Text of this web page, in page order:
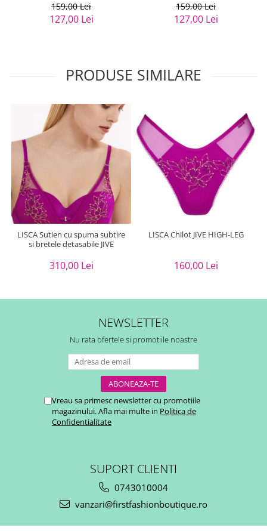
159,00 Lei
127,00 Lei
159,00 Lei
127,00 Lei
PRODUSE SIMILARE
LISCA Sutien cu spuma subtire
si bretele detasabile JIVE
310,00 Lei
LISCA Chilot JIVE HIGH-LEG
160,00 Lei
NEWSLETTER
Nu rata ofertele si promotiile noastre
Vreau sa primesc newsletter cu promotiile
magazinului. Afla mai multe in Politica de
Confidentialitate
SUPORT CLIENTI
0743010004
vanzari@firstfashionboutique.ro